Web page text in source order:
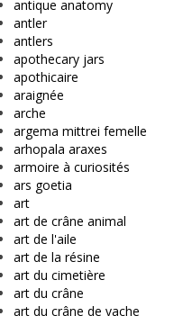
antique anatomy
antler
antlers
apothecary jars
apothicaire
araignée
arche
argema mittrei femelle
arhopala araxes
armoire à curiosités
ars goetia
art
art de crâne animal
art de l'aile
art de la résine
art du cimetière
art du crâne
art du crâne de vache